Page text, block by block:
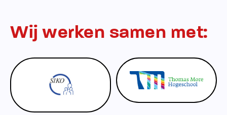
Wij werken samen met: